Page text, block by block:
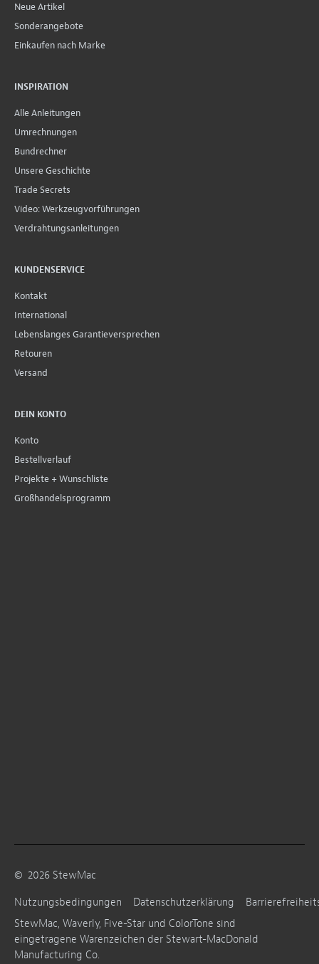
Neue Artikel
Sonderangebote
Einkaufen nach Marke
INSPIRATION
Alle Anleitungen
Umrechnungen
Bundrechner
Unsere Geschichte
Trade Secrets
Video: Werkzeugvorführungen
Verdrahtungsanleitungen
KUNDENSERVICE
Kontakt
International
Lebenslanges Garantieversprechen
Retouren
Versand
DEIN KONTO
Konto
Bestellverlauf
Projekte + Wunschliste
Großhandelsprogramm
© 2026 StewMac
Nutzungsbedingungen
Datenschutzerklärung
StewMac, Waverly, Five-Star und ColorTone sind
eingetragene Warenzeichen der Stewart-MacDonald
Manufacturing Co.